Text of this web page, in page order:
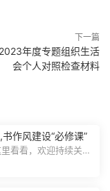
下一篇
年度专题组织生活
会个人对照检查材料
作风建设“必修课”
看看，欢迎持续关
束，本文...